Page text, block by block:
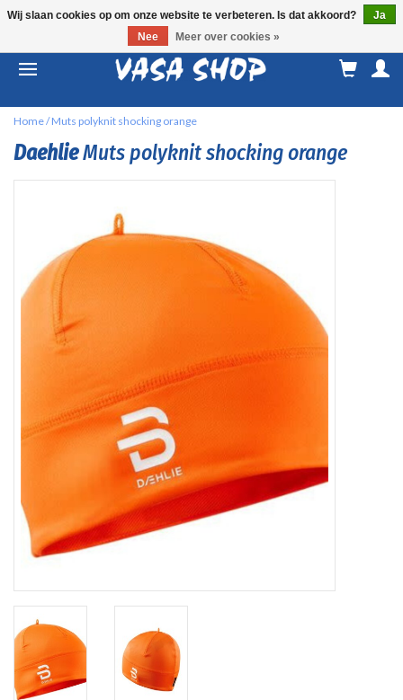
Home/Muts polyknit shocking orange
DaehlieMuts polyknit shocking orange
Wij slaan cookies op om onze website te verbeteren. Is dat akkoord?
Ja
Nee
Meer over cookies »